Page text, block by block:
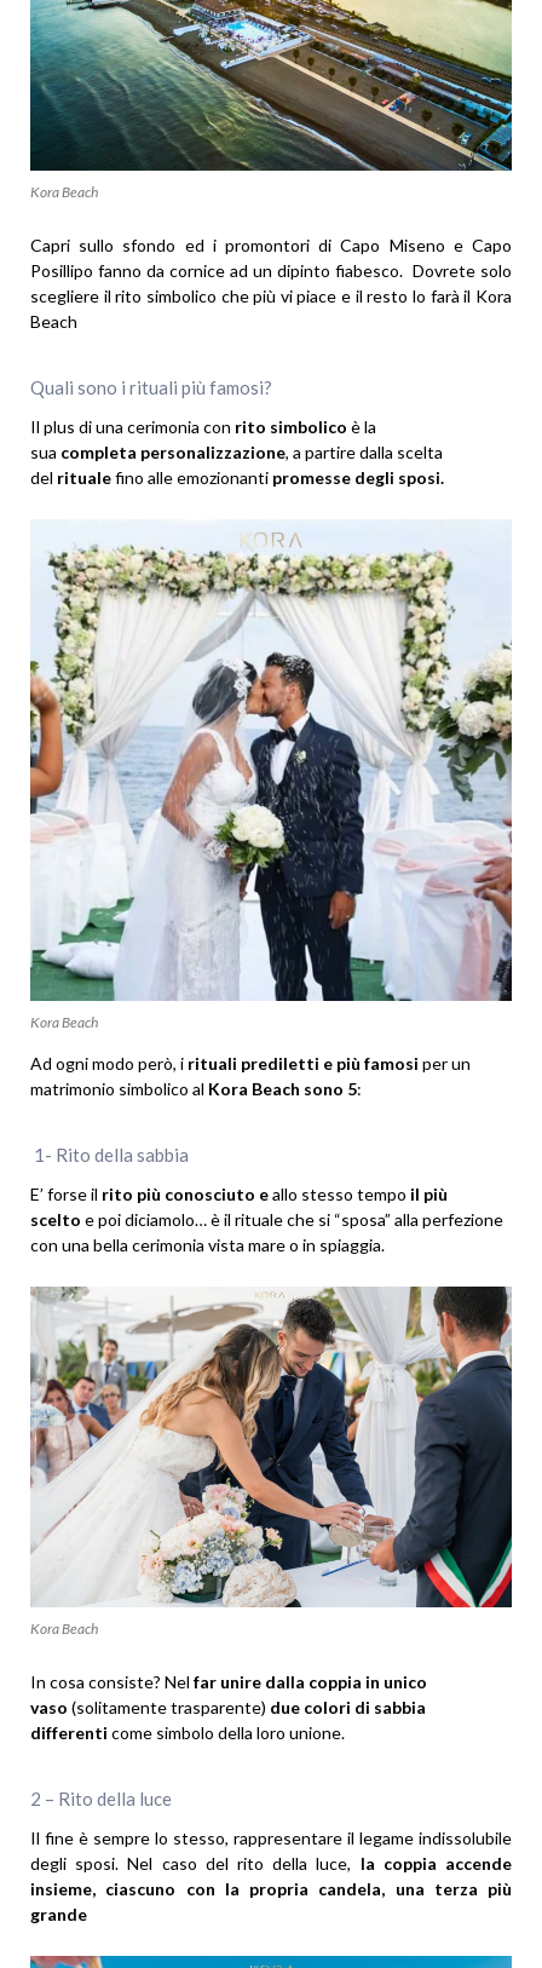
Kora Beach
Capri sullo sfondo ed i promontori di Capo Miseno e Capo
Posillipo fanno da cornice ad un dipinto fiabesco. Dovrete solo
scegliere il rito simbolico che più vi piace e il resto lo farà il Kora
Beach
Quali sono i rituali più famosi?
Il plus di una cerimonia con rito simbolico è la
sua completa personalizzazione, a partire dalla scelta
del ritualefino alle emozionanti promesse degli sposi.
Kora Beach
Ad ogni modo però, i rituali prediletti e più famosi per un
matrimonio simbolico al Kora Beach sono 5:
1- Rito della sabbia
E’ forse il rito più conosciuto eallo stesso tempo il più
scelto e poi diciamolo… è il rituale che si “sposa” alla perfezione
con una bella cerimonia vista mare o in spiaggia.
Kora Beach
In cosa consiste? Nel far unire dalla coppia in unico
vaso (solitamente trasparente) due colori di sabbia
differenti come simbolo della loro unione.
2 – Rito della luce
Il fine è sempre lo stesso, rappresentare il legame indissolubile
degli sposi. Nel caso del rito della luce, la coppia accende
insieme, ciascuno con la propria candela, una terza più
grande